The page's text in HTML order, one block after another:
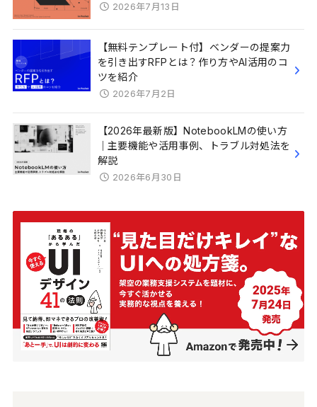
2026年7月13日
【無料テンプレート付】ベンダーの提案力
を引き出すRFPとは？作り方やAI活用のコ
ツを紹介
2026年7月2日
【2026年最新版】NotebookLMの使い方
｜主要機能や活用事例、トラブル対処法を
解説
2026年6月30日